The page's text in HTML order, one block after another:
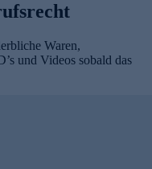
Waren,
und Videos sobald das